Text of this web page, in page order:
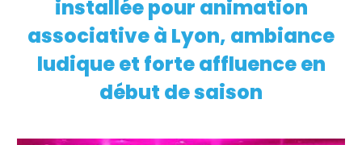
installée pour animation
associative à Lyon, ambiance
ludique et forte affluence en
début de saison